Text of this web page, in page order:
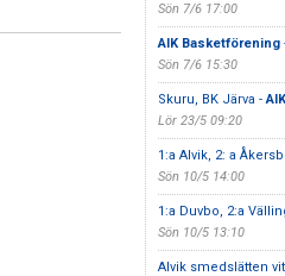
Sön 7/6 17:00
AIK Basketförening
Sön 7/6 15:30
Skuru, BK Järva -
Lör 23/5 09:20
1:a Alvik, 2: a
Sön 10/5 14:00
1:a Duvbo, 2:a
Sön 10/5 13:10
Alvik smedslätten